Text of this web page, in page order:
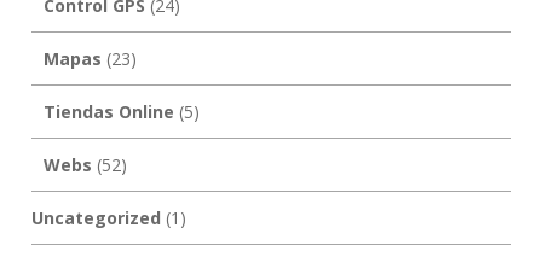
Control GPS (24)
Mapas (23)
Tiendas Online (5)
Webs (52)
Uncategorized (1)